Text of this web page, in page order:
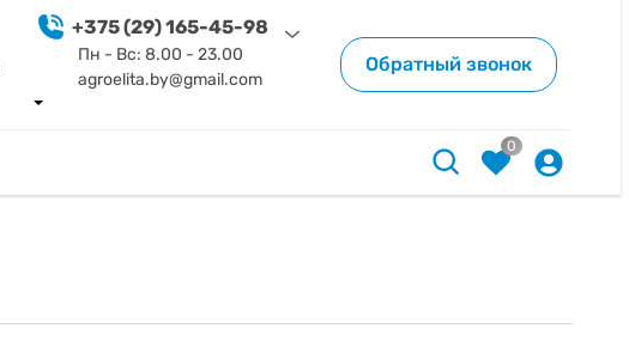
+375 (29) 165-45-98
Пн - Вс: 8.00 - 23.00
agroelita.by@gmail.com
Обратный звонок
0